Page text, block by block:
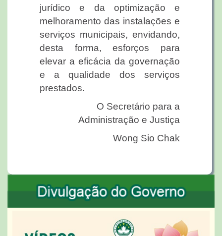
jurídico e da optimização e
melhoramento das instalações e
serviços municipais, envidando,
desta forma, esforços para
elevar a eficácia da governação
e a qualidade dos serviços
prestados.
O Secretário para a
Administração e Justiça
Wong Sio Chak